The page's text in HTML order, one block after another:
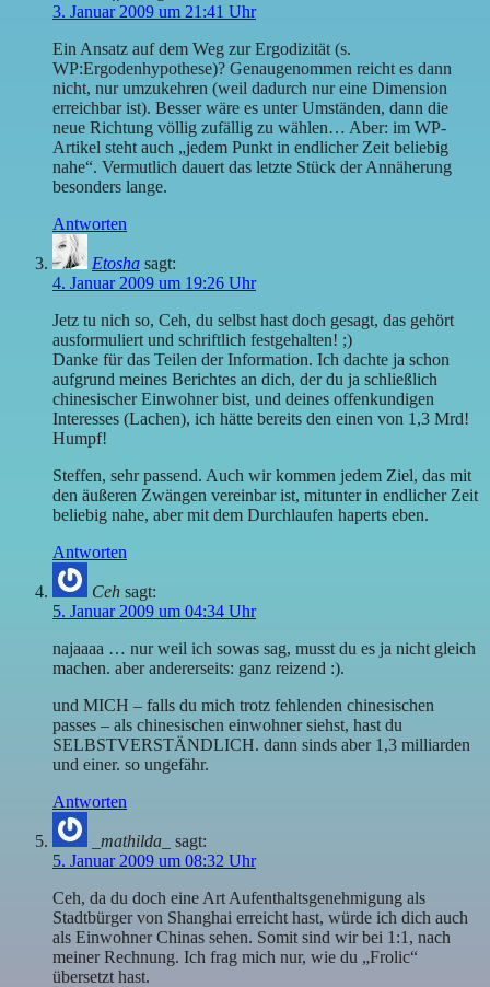
3. Januar 2009 um 21:41 Uhr
Ein Ansatz auf dem Weg zur Ergodizität (s.
WP:Ergodenhypothese)? Genaugenommen reicht es dann
nicht, nur umzukehren (weil dadurch nur eine Dimension
erreichbar ist). Besser wäre es unter Umständen, dann die
neue Richtung völlig zufällig zu wählen… Aber: im WP-
Artikel steht auch „jedem Punkt in endlicher Zeit beliebig
nahe“. Vermutlich dauert das letzte Stück der Annäherung
besonders lange.
Antworten
Etosha sagt:
4. Januar 2009 um 19:26 Uhr
Jetz tu nich so, Ceh, du selbst hast doch gesagt, das gehört
ausformuliert und schriftlich festgehalten! ;)
Danke für das Teilen der Information. Ich dachte ja schon
aufgrund meines Berichtes an dich, der du ja schließlich
chinesischer Einwohner bist, und deines offenkundigen
Interesses (Lachen), ich hätte bereits den einen von 1,3 Mrd!
Humpf!
Steffen, sehr passend. Auch wir kommen jedem Ziel, das mit
den äußeren Zwängen vereinbar ist, mitunter in endlicher Zeit
beliebig nahe, aber mit dem Durchlaufen haperts eben.
Antworten
Ceh sagt:
5. Januar 2009 um 04:34 Uhr
najaaaa … nur weil ich sowas sag, musst du es ja nicht gleich
machen. aber andererseits: ganz reizend :).
und MICH – falls du mich trotz fehlenden chinesischen
passes – als chinesischen einwohner siehst, hast du
SELBSTVERSTÄNDLICH. dann sinds aber 1,3 milliarden
und einer. so ungefähr.
Antworten
_mathilda_
sagt:
5. Januar 2009 um 08:32 Uhr
Ceh, da du doch eine Art Aufenthaltsgenehmigung als
Stadtbürger von Shanghai erreicht hast, würde ich dich auch
als Einwohner Chinas sehen. Somit sind wir bei 1:1, nach
meiner Rechnung. Ich frag mich nur, wie du „Frolic“
übersetzt hast.